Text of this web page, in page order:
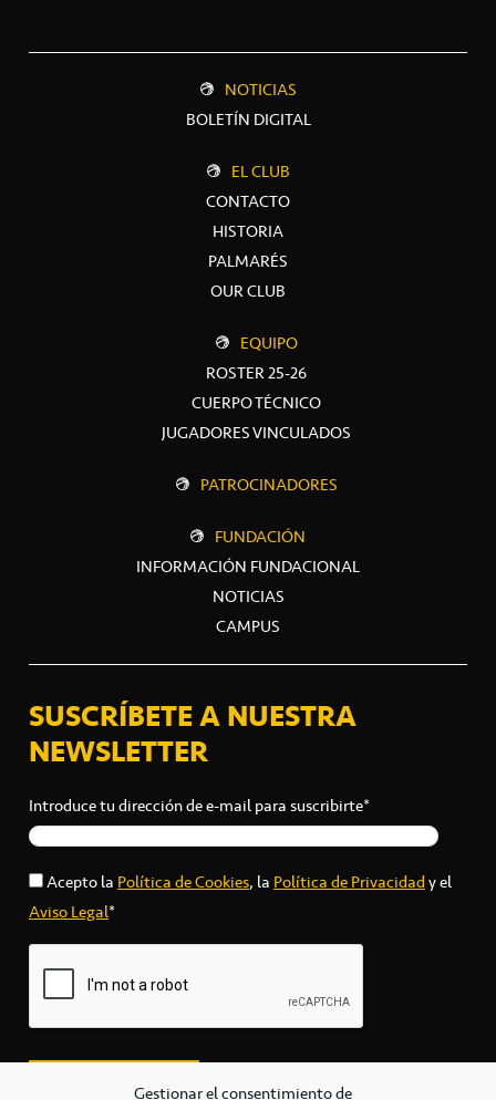
Gestionar el consentimiento de
NOTICIAS
BOLETÍN DIGITAL
EL CLUB
CONTACTO
HISTORIA
PALMARÉS
OUR CLUB
EQUIPO
ROSTER 25-26
CUERPO TÉCNICO
JUGADORES VINCULADOS
PATROCINADORES
FUNDACIÓN
INFORMACIÓN FUNDACIONAL
NOTICIAS
CAMPUS
SUSCRÍBETE A NUESTRA
NEWSLETTER
Introduce tu dirección de e-mail para suscribirte*
Acepto laPolítica de Cookies, laPolítica de Privacidady el
Aviso Legal*